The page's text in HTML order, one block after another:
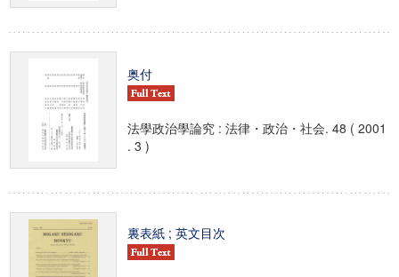
奥付
法學政治學論究 : 法律・政治・社会. 48 ( 2001
. 3 )
裏表紙 ; 英文目次